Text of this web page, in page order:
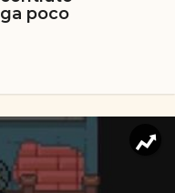
poco